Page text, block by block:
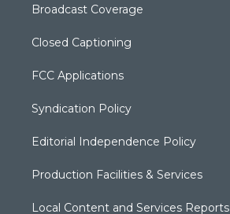
Broadcast Coverage
Closed Captioning
FCC Applications
Syndication Policy
Editorial Independence Policy
Production Facilities & Services
Local Content and Services Reports